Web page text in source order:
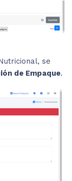
se
de Empaque.